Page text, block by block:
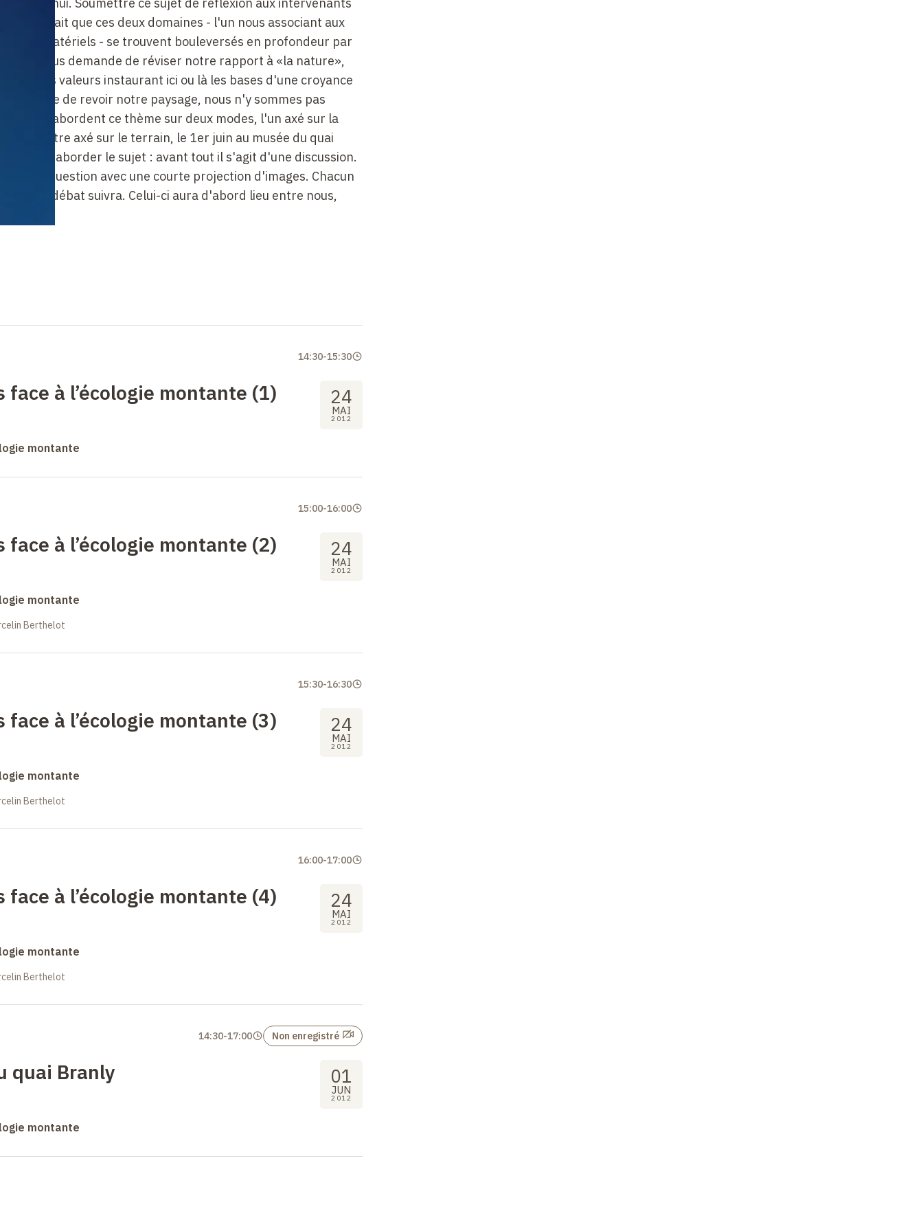
Soumettre ce sujet de réflexion aux intervenants
par le fait que ces deux domaines - l'un nous associant aux
immatériels - se trouvent bouleversés en profondeur par
on nous demande de réviser notre rapport à «la nature»,
des valeurs instaurant ici ou là les bases d'une croyance
de revoir notre paysage, nous n'y sommes pas
abordent ce thème sur deux modes, l'un axé sur la
l'autre axé sur le terrain, le 1er juin au musée du quai
pour aborder le sujet : avant tout il s'agit d'une discussion.
la question avec une courte projection d'images. Chacun
et le débat suivra. Celui-ci aura d'abord lieu entre nous,
à l’écologie montante (1) 24
MAI
2012
14:30-15:30
montante
à l’écologie montante (2) 24
MAI
2012
15:00-16:00
montante
Berthelot
à l’écologie montante (3) 24
MAI
2012
15:30-16:30
montante
Berthelot
à l’écologie montante (4) 24
MAI
2012
16:00-17:00
montante
Berthelot
quai Branly 01
JUN
2012
14:30-17:00 Non enregistré
montante